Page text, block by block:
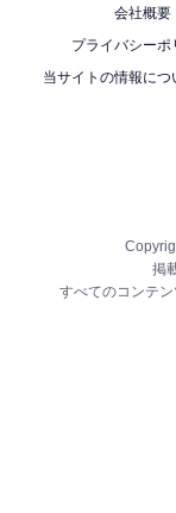
まとまる保冷バ
卵かけトリュフ
ゃくゼリー、飲
味、レモネード
夏のハッピーボ
会社概要
プライバシーポ
当サイトの情報につ
掲
すべてのコンテ